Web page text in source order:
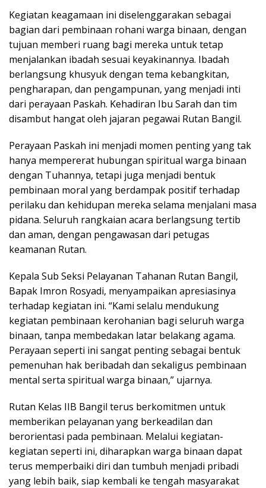
Kegiatan keagamaan ini diselenggarakan sebagai
bagian dari pembinaan rohani warga binaan, dengan
tujuan memberi ruang bagi mereka untuk tetap
menjalankan ibadah sesuai keyakinannya. Ibadah
berlangsung khusyuk dengan tema kebangkitan,
pengharapan, dan pengampunan, yang menjadi inti
dari perayaan Paskah. Kehadiran Ibu Sarah dan tim
disambut hangat oleh jajaran pegawai Rutan Bangil.
Perayaan Paskah ini menjadi momen penting yang tak
hanya mempererat hubungan spiritual warga binaan
dengan Tuhannya, tetapi juga menjadi bentuk
pembinaan moral yang berdampak positif terhadap
perilaku dan kehidupan mereka selama menjalani masa
pidana. Seluruh rangkaian acara berlangsung tertib
dan aman, dengan pengawasan dari petugas
keamanan Rutan.
Kepala Sub Seksi Pelayanan Tahanan Rutan Bangil,
Bapak Imron Rosyadi, menyampaikan apresiasinya
terhadap kegiatan ini. “Kami selalu mendukung
kegiatan pembinaan kerohanian bagi seluruh warga
binaan, tanpa membedakan latar belakang agama.
Perayaan seperti ini sangat penting sebagai bentuk
pemenuhan hak beribadah dan sekaligus pembinaan
mental serta spiritual warga binaan,” ujarnya.
Rutan Kelas IIB Bangil terus berkomitmen untuk
memberikan pelayanan yang berkeadilan dan
berorientasi pada pembinaan. Melalui kegiatan-
kegiatan seperti ini, diharapkan warga binaan dapat
terus memperbaiki diri dan tumbuh menjadi pribadi
yang lebih baik, siap kembali ke tengah masyarakat